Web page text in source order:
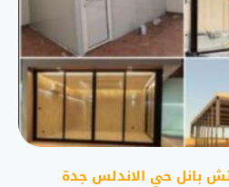
بانل حي الاندلس جدة